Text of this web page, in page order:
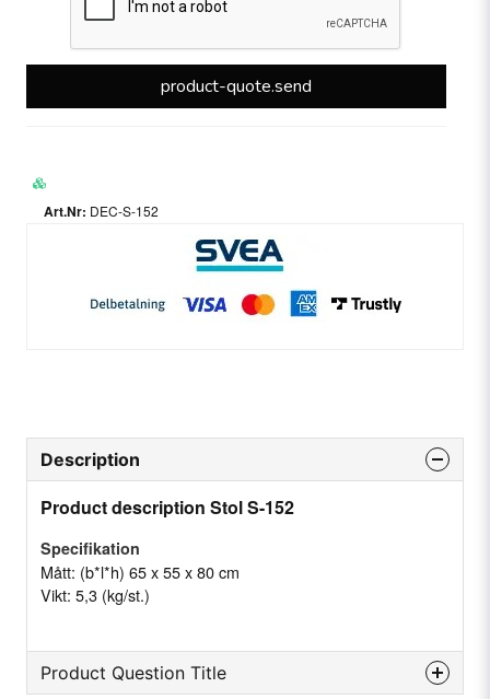
product-quote.send
DEC-S-152
Description
Product description Stol S-152
Specifikation
Mått: (b*l*h) 65 x 55 x 80 cm
Vikt: 5,3 (kg/st.)
Product Question Title